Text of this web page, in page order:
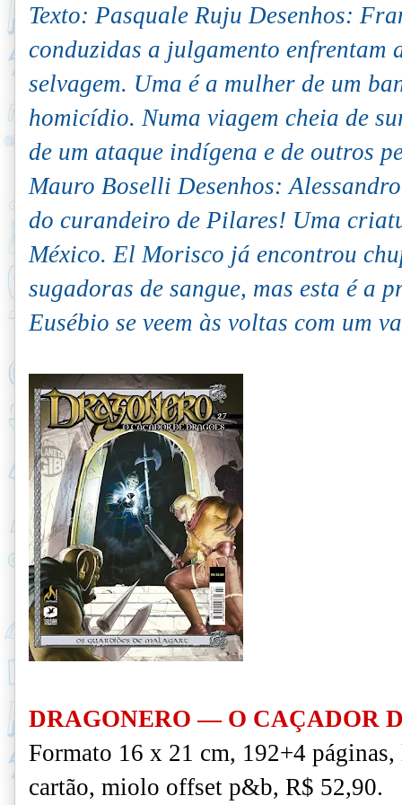
Texto: Pasquale Ruju Desenhos:
conduzidas a julgamento enfrentam
selvagem. Uma é a mulher de um
homicídio. Numa viagem cheia de
de um ataque indígena e de outros
Mauro Boselli Desenhos:
do curandeiro de Pilares! Uma
México. El Morisco já encontrou
sugadoras de sangue, mas esta é a
Eusébio se veem às voltas com um
DRAGONERO — O CAÇADOR
Formato 16 x 21 cm, 192+4 páginas,
cartão, miolo offset p&b, R$ 52,90.